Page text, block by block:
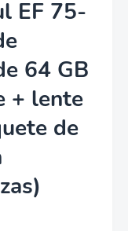
EF 75-
64 GB
+ lente
de